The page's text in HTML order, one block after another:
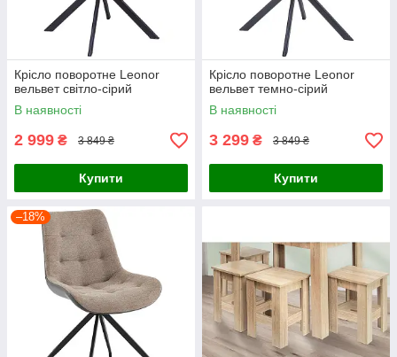
Крісло поворотне Leonor
вельвет світло-сірий
В наявності
2 999 ₴ 3 849 ₴
Купити
Крісло поворотне Leonor
вельвет темно-сірий
В наявності
3 299 ₴ 3 849 ₴
Купити
–18%